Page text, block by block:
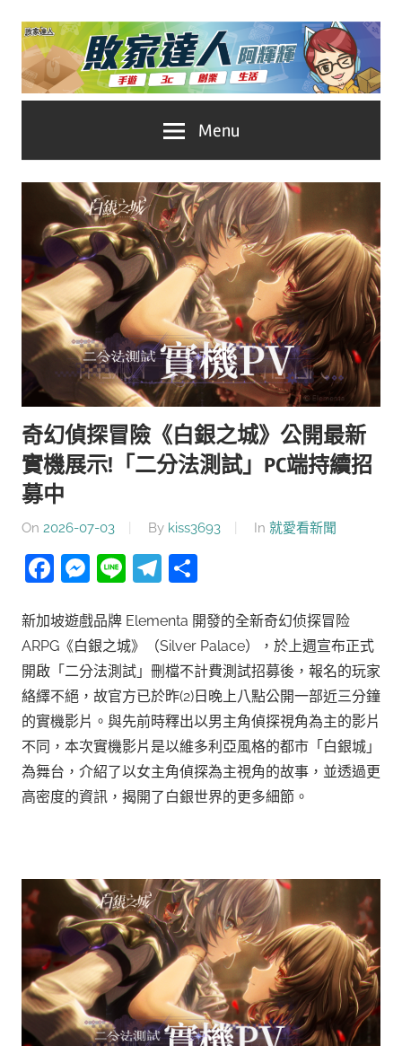
Skip
content
家
達
人
推
薦
No.1
遊
自
媒
體。
Menu
奇幻偵探冒險《白銀之城》公開最新
實機展示!「二分法測試」PC端持續招
募中
On 2026-07-03 By kiss3693 In 就愛看新聞
Facebook
Messenger
LineTelegram
新加坡遊戲品牌 Elementa 開發的全新奇幻侦探冒险
ARPG《白銀之城》（Silver Palace），於上週宣布正式
開啟「二分法測試」刪檔不計費測試招募後，報名的玩家
絡繹不絕，故官方已於昨(2)日晚上八點公開一部近三分鐘
的實機影片。與先前時釋出以男主角偵探視角為主的影片
不同，本次實機影片是以維多利亞風格的都市「白銀城」
為舞台，介紹了以女主角偵探為主視角的故事，並透過更
高密度的資訊，揭開了白銀世界的更多細節。